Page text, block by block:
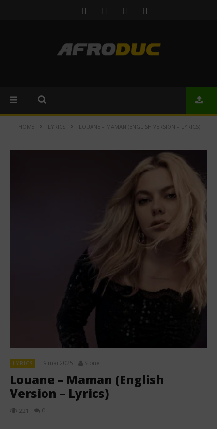
HOME LYRICS LOUANE – MAMAN (ENGLISH VERSION – LYRICS)
LYRICS 9 mai 2025 Stone
Louane – Maman (English
Version – Lyrics)
221 0